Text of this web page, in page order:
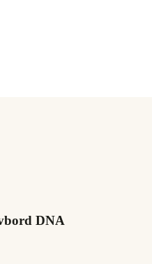
DNA